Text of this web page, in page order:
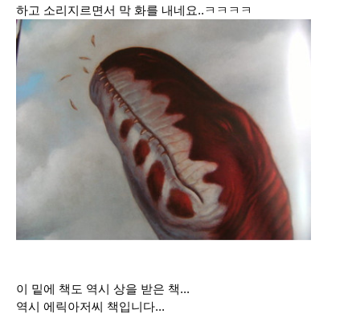
하고 소리지르면서 막 화를 내네요..ㅋㅋㅋㅋ
이 밑에 책도 역시 상을 받은 책...
역시 에릭아저씨 책입니다...